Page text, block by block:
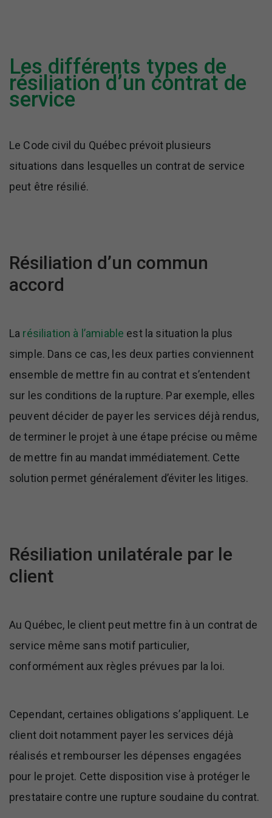
Les différents types de
résiliation d’un contrat de
service
Le Code civil du Québec prévoit plusieurs
situations dans lesquelles un contrat de service
peut être résilié.
Résiliation d’un commun
accord
La résiliation à l’amiable est la situation la plus
simple. Dans ce cas, les deux parties conviennent
ensemble de mettre fin au contrat et s’entendent
sur les conditions de la rupture. Par exemple, elles
peuvent décider de payer les services déjà rendus,
de terminer le projet à une étape précise ou même
de mettre fin au mandat immédiatement. Cette
solution permet généralement d’éviter les litiges.
Résiliation unilatérale par le
client
Au Québec, le client peut mettre fin à un contrat de
service même sans motif particulier,
conformément aux règles prévues par la loi.
Cependant, certaines obligations s’appliquent. Le
client doit notamment payer les services déjà
réalisés et rembourser les dépenses engagées
pour le projet. Cette disposition vise à protéger le
prestataire contre une rupture soudaine du contrat.